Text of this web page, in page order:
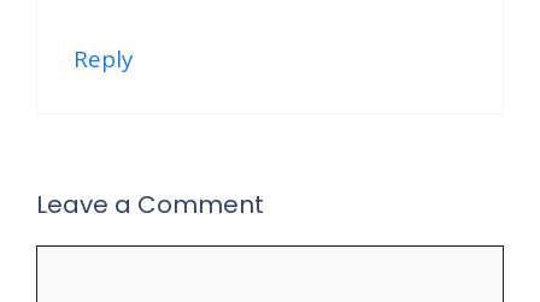
Reply
Leave a Comment